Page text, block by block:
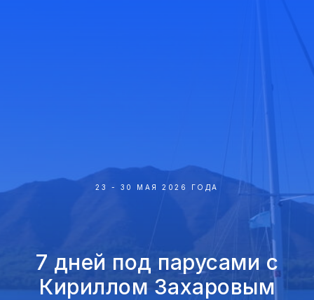
23 - 30 МАЯ 2026 ГОДА
7 дней под парусами с
Кириллом Захаровым